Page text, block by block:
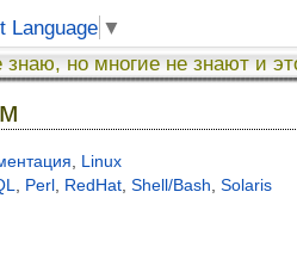
Language ▼
но многие не знают и
Linux
Perl RedHat Shell/Bash Solaris